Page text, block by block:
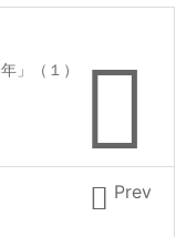

」（１）
 Prev